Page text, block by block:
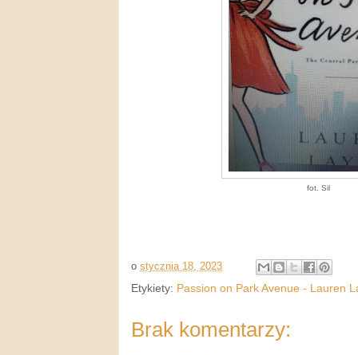
fot. Sil
o stycznia 18, 2023
Etykiety: Passion on Park Avenue - Lauren
Brak komentarzy: